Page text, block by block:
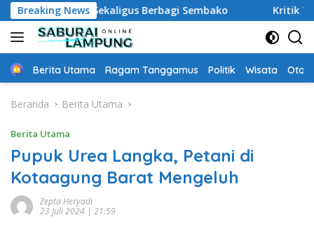
Langsung
ke
konten
Breaking News
Sekaligus Berbagi Sembako Kritik Tajam Sekda
Home
Berita Utama Ragam Tanggamus Politik Wisata Oto
Beranda Berita Utama
Berita Utama
Pupuk Urea Langka, Petani di
Kotaagung Barat Mengeluh
Zepta Heryadi
23 Juli 2024 | 21:59